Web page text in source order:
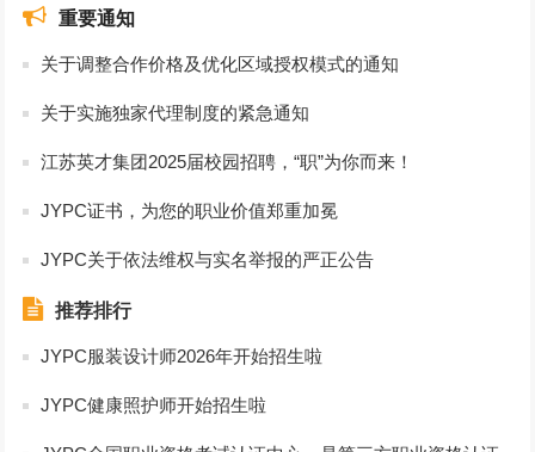
重要通知
关于调整合作价格及优化区域授权模式的通知
关于实施独家代理制度的紧急通知
江苏英才集团2025届校园招聘，“职”为你而来！
JYPC证书，为您的职业价值郑重加冕
JYPC关于依法维权与实名举报的严正公告
推荐排行
JYPC服装设计师2026年开始招生啦
JYPC健康照护师开始招生啦